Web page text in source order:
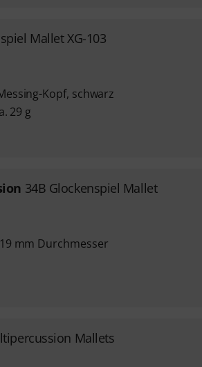
Mallet XG-103
Kopf, schwarz
29 g
34B Glockenspiel Mallet
mm Durchmesser
Mallets